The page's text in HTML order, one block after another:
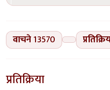
वाचने13570
प्रतिक्रिया